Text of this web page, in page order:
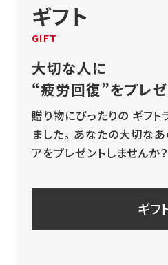
ギフト
GIFT
大切な人に
“疲労回復”をプレ
贈り物にぴったりの ギフト
ました。 あなたの大切な
アをプレゼントしませんか？
ギフ